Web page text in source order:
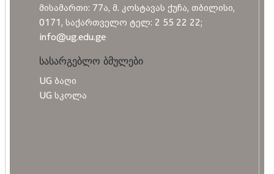
მისამართი: 77ა, მ. კოსტავას ქუჩა, თბილისი,
0171, საქართველო ტელ: 2 55 22 22;
info@ug.edu.ge
სასარგებლო ბმულები
UG ბაღი
UG სკოლა